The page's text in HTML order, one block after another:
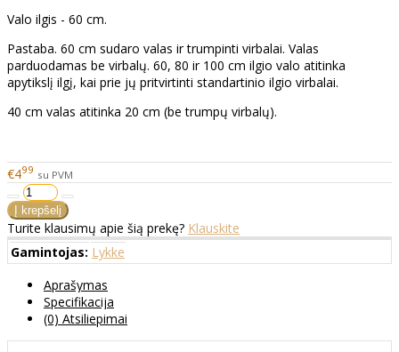
Valo ilgis - 60 cm.
Pastaba. 60 cm sudaro valas ir trumpinti virbalai. Valas
parduodamas be virbalų. 60, 80 ir 100 cm ilgio valo atitinka
apytikslį ilgį, kai prie jų pritvirtinti standartinio ilgio virbalai.
40 cm valas atitinka 20 cm (be trumpų virbalų).
€499 su PVM
Turite klausimų apie šią prekę? Klauskite
Gamintojas: Lykke
Aprašymas
Specifikacija
(0) Atsiliepimai